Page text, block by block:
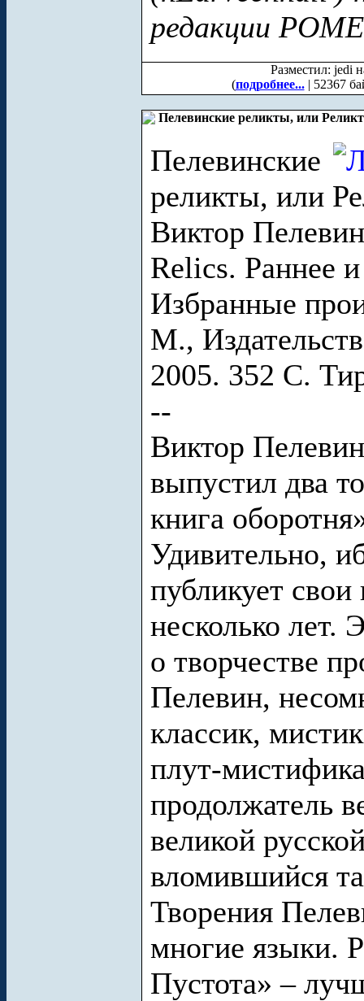
редакции
Разместил: jedi
(подробнее...| 52367
Пелевинские реликты, или
Пелевинские
реликты, или
Виктор
Relics. Раннее
Избранные
М.,
2005. 352 С.
--
Виктор
выпустил два
книга
Удивительно,
публикует свои
несколько лет.
о творчестве
Пелевин,
классик,
плут-
продолжатель
великой
вломившийся
Творения
многие языки.
Пустота» –